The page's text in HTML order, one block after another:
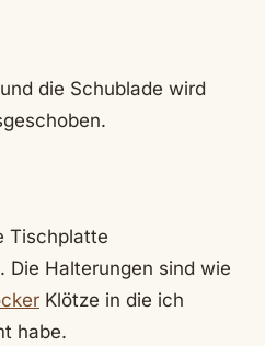
die Schublade wird
Tischplatte
Die Halterungen sind wie
Klötze in die ich
habe.